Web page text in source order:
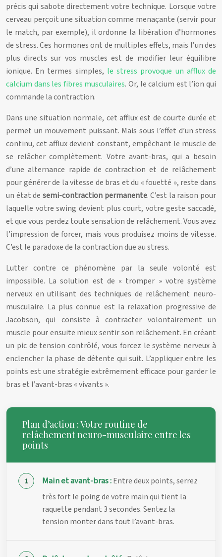
précis qui sabote directement votre technique. Lorsque votre
cerveau perçoit une situation comme menaçante (servir pour
le match, par exemple), il ordonne la libération d’hormones
de stress. Ces hormones ont de multiples effets, mais l’un des
plus directs sur vos muscles est de modifier leur équilibre
ionique. En termes simples, le stress provoque un afflux de
calcium dans les fibres musculaires. Or, le calcium est l’ion qui
commande la contraction.
Dans une situation normale, cet afflux est de courte durée et
permet un mouvement puissant. Mais sous l’effet d’un stress
continu, cet afflux devient constant, empêchant le muscle de
se relâcher complètement. Votre avant-bras, qui a besoin
d’une alternance rapide de contraction et de relâchement
pour générer de la vitesse de bras et du « fouetté », reste dans
un état de semi-contraction permanente. C’est la raison pour
laquelle votre swing devient plus court, votre geste saccadé,
et que vous perdez toute sensation de relâchement. Vous avez
l’impression de forcer, mais vous produisez moins de vitesse.
C’est le paradoxe de la contraction due au stress.
Lutter contre ce phénomène par la seule volonté est
impossible. La solution est de « tromper » votre système
nerveux en utilisant des techniques de relâchement neuro-
musculaire. La plus connue est la relaxation progressive de
Jacobson, qui consiste à contracter volontairement un
muscle pour ensuite mieux sentir son relâchement. En créant
un pic de tension contrôlé, vous forcez le système nerveux à
enclencher la phase de détente qui suit. L’appliquer entre les
points est une stratégie extrêmement efficace pour garder le
bras et l’avant-bras « vivants ».
Plan d’action : Votre routine de
relâchement neuro-musculaire entre les
points
Main et avant-bras :Entre deux points, serrez
très fort le poing de votre main qui tient la
raquette pendant 3 secondes. Sentez la
tension monter dans tout l’avant-bras.